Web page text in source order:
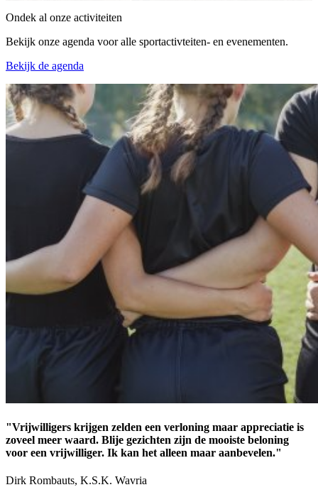
Ondek al onze activiteiten
Bekijk onze agenda voor alle sportactivteiten- en evenementen.
Bekijk de agenda
"Vrijwilligers krijgen zelden een verloning maar appreciatie is
zoveel meer waard. Blije gezichten zijn de mooiste beloning
voor een vrijwilliger. Ik kan het alleen maar aanbevelen."
Dirk Rombauts, K.S.K. Wavria